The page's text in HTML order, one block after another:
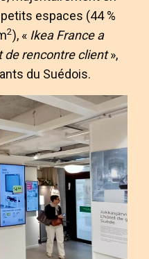
espaces (44 %
2), « Ikea France a
de rencontre client»,
du Suédois.